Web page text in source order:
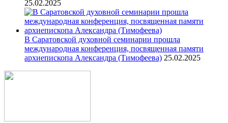
25.02.2025
В Саратовской духовной семинарии прошла
международная конференция, посвященная памяти
архиепископа Александра (Тимофеева) 25.02.2025